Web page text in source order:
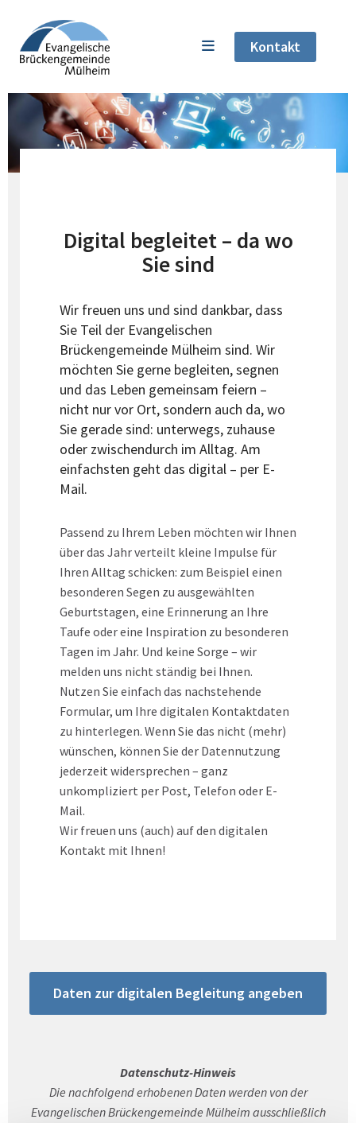
Kontakt
Digital begleitet – da wo
Sie sind
Wir freuen uns und sind dankbar, dass
Sie Teil der Evangelischen
Brückengemeinde Mülheim sind. Wir
möchten Sie gerne begleiten, segnen
und das Leben gemeinsam feiern –
nicht nur vor Ort, sondern auch da, wo
Sie gerade sind: unterwegs, zuhause
oder zwischendurch im Alltag. Am
einfachsten geht das digital – per E-
Mail.
Passend zu Ihrem Leben möchten wir Ihnen
über das Jahr verteilt kleine Impulse für
Ihren Alltag schicken: zum Beispiel einen
besonderen Segen zu ausgewählten
Geburtstagen, eine Erinnerung an Ihre
Taufe oder eine Inspiration zu besonderen
Tagen im Jahr. Und keine Sorge – wir
melden uns nicht ständig bei Ihnen.
Nutzen Sie einfach das nachstehende
Formular, um Ihre digitalen Kontaktdaten
zu hinterlegen. Wenn Sie das nicht (mehr)
wünschen, können Sie der Datennutzung
jederzeit widersprechen – ganz
unkompliziert per Post, Telefon oder E-
Mail.
Wir freuen uns (auch) auf den digitalen
Kontakt mit Ihnen!
Daten zur digitalen Begleitung angeben
Datenschutz-Hinweis
Die nachfolgend erhobenen Daten werden von der
Evangelischen Brückengemeinde Mülheim ausschließlich